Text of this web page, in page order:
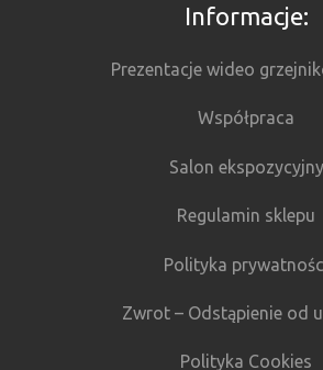
Informacje:
Prezentacje wideo
Współpraca
Salon ekspozycyjny
Regulamin sklepu
Polityka
Zwrot – Odstąpienie od
Polityka Cookies